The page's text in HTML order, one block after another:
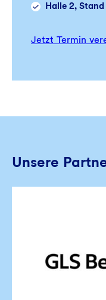
Halle 2, Stand
Jetzt Termin
Unsere